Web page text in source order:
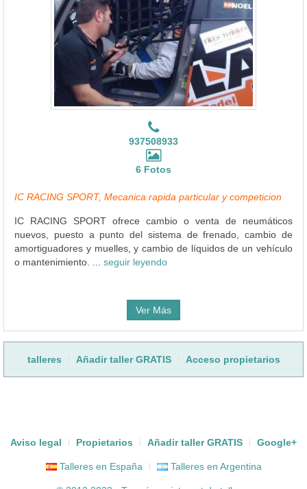
937508933
6 Fotos
IC RACING SPORT, Mecanica rapida particular y competicion
IC RACING SPORT ofrece cambio o venta de neumáticos
nuevos, puesto a punto del sistema de frenado, cambio de
amortiguadores y muelles, y cambio de líquidos de un vehículo
o mantenimiento. ... seguir leyendo
Ver Más
talleres Añadir taller GRATIS Acceso propietarios
Aviso legal Propietarios Añadir taller GRATIS Google+
Talleres en España Talleres en Argentina